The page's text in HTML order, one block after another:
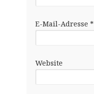
E-Mail-Adresse *
Website